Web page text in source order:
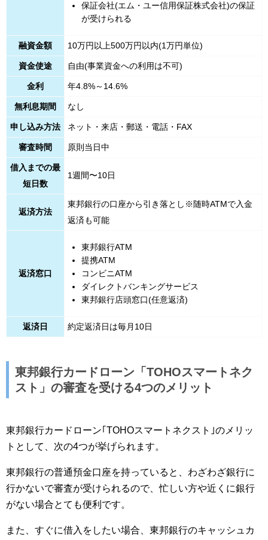
保証会社(エム・ユー信用保証株式会社)の保証
が受けられる
融資金額 10万円以上500万円以内(1万円単位)
資金使途 自由(事業資金への利用は不可)
金利 年4.8%～14.6%
無利息期間 なし
申し込み方法 ネット・来店・郵送・電話・FAX
審査時間 原則当日中
借入までの最
短日数
1週間〜10日
返済方法
東邦銀行の口座から引き落とし※随時ATMで入金
返済も可能
返済窓口
東邦銀行ATM
提携ATM
コンビニATM
ダイレクトバンキングサービス
東邦銀行店頭窓口(任意返済)
返済日 約定返済日は毎月10日
東邦銀行カードローン「TOHOスマートネク
スト」の審査を受ける4つのメリット
東邦銀行カードローン｢TOHOスマートネクスト｣のメリッ
トとして、次の4つが挙げられます。
東邦銀行の普通預金口座を持っていると、わざわざ銀行に
行かないで審査が受けられるので、忙しい方や近くに銀行
がない場合とても便利です。
また、すぐに借入をしたい場合、東邦銀行のキャッシュカ